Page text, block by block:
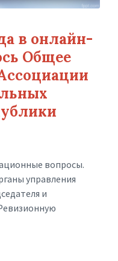
в онлайн-
Общее
вопросы.
управления
и